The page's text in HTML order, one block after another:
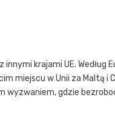
krajami UE. Według
miejscu w Unii za Maltą i
wyzwaniem, gdzie